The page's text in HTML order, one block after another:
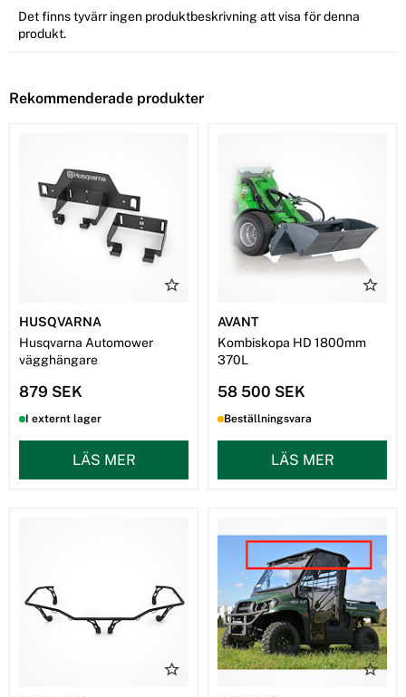
Det finns tyvärr ingen produktbeskrivning att visa för denna
produkt.
Rekommenderade produkter
HUSQVARNA
Husqvarna Automower
vägghängare
879 SEK
I externt lager
LÄS MER
AVANT
Kombiskopa HD 1800mm
370L
58 500 SEK
Beställningsvara
LÄS MER